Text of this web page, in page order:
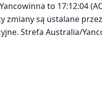
to 17:12:04
zmiany są ustalane
Strefa Australia/